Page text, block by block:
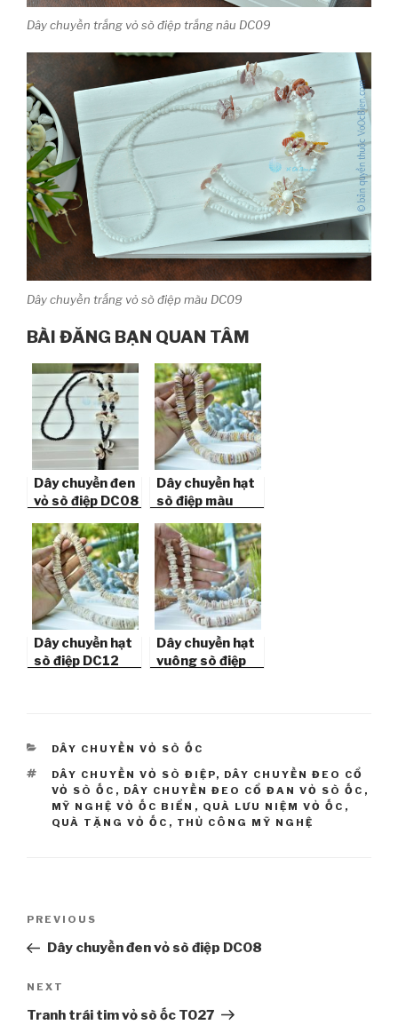
Dây chuyền trắng vỏ sò điệp trắng nâu DC09
Dây chuyền trắng vỏ sò điệp màu DC09
BÀI ĐĂNG BẠN QUAN TÂM
Dây chuyền đen
vỏ sò điệp DC08
Dây chuyền hạt
sò điệp màu
Dây chuyền hạt
sò điệp DC12
Dây chuyền hạt
vuông sò điệp
CATEGORIES
DÂY CHUYỀN VỎ SÒ ỐC
TAGS
DÂY CHUYỀN VỎ SÒ ĐIỆP, DÂY CHUYỀN ĐEO CỔ
VỎ SÒ ỐC , DÂY CHUYỀN ĐEO CỔ ĐAN VỎ SÒ ỐC ,
MỸ NGHỆ VỎ ỐC BIỂN , QUÀ LƯU NIỆM VỎ ỐC ,
QUÀ TẶNG VỎ ỐC , THỦ CÔNG MỸ NGHỆ
Post
navigation
Previous
Post
PREVIOUS
Dây chuyền đen vỏ sò điệp DC08
Next
Post
NEXT
Tranh trái tim vỏ sò ốc TO27